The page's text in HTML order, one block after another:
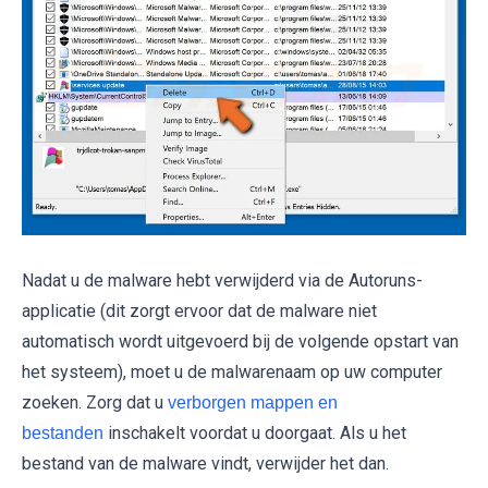
Nadat u de malware hebt verwijderd via de Autoruns-
applicatie (dit zorgt ervoor dat de malware niet
automatisch wordt uitgevoerd bij de volgende opstart van
het systeem), moet u de malwarenaam op uw computer
zoeken. Zorg dat u verborgen mappen en
bestanden inschakelt voordat u doorgaat. Als u het
bestand van de malware vindt, verwijder het dan.